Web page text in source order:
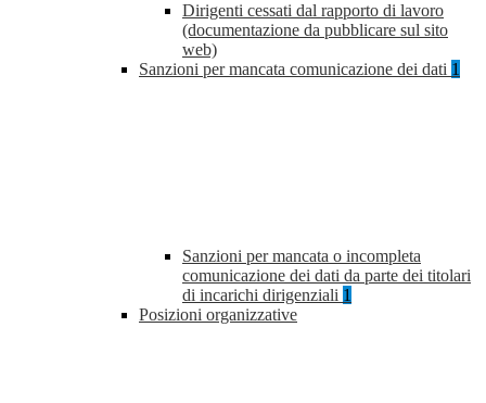
Dirigenti cessati dal rapporto di lavoro
(documentazione da pubblicare sul sito
web)
Sanzioni per mancata comunicazione dei dati 1
Sanzioni per mancata o incompleta
comunicazione dei dati da parte dei titolari
di incarichi dirigenziali 1
Posizioni organizzative